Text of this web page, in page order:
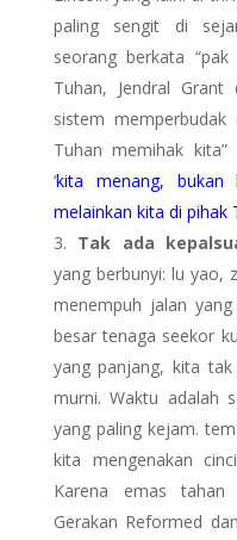
paling sengit di
seorang berkata
Tuhan, Jendral
sistem
Tuhan memihak
‘kita menang, bukan
melainkan kita di pihak
Tak ada
yang berbunyi: lu yao,
menempuh jalan
besar tenaga seekor
yang panjang, kita
murni. Waktu adalah
yang paling kejam.
kita mengenakan
Karena emas
Gerakan Reformed